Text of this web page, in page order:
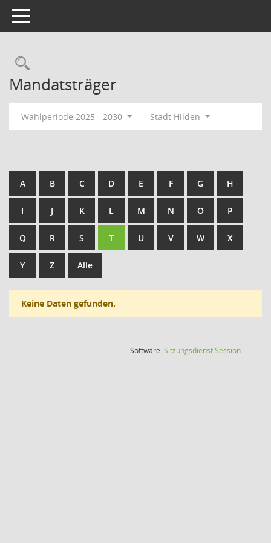
Toggle navigation
Rechercheauswahl
Mandatsträger
Wahlperiode 2025 - 2030 Stadt Hilden
A B C D E F G H
I J K L M N O P
Q R S T U V W X
Y Z Alle
Keine Daten gefunden.
Software:SitzungsdienstSession(Wird in